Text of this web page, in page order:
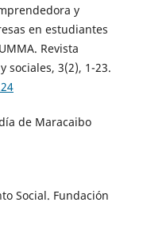
y
en estudiantes
Revista
sociales, 3(2), 1-23.
de Maracaibo
Social. Fundación